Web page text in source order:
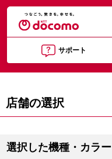
サポート
店舗の選択
選択した機種・カラー